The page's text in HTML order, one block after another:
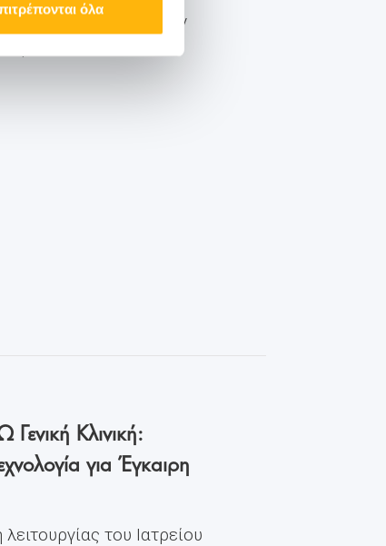
όλα
ελέγχου στην
Κλινική:
για Έγκαιρη
του Ιατρείου